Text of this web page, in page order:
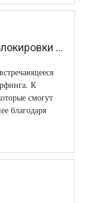
3 эффективных средства для блокировки рекламы в браузере
К
смогут
благодаря